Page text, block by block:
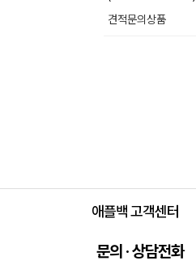
견적문의상품
애플백 고객센터
문의 · 상담전화